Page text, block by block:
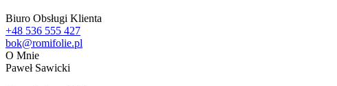
Biuro Obsługi Klienta
+48 536 555 427
bok@romifolie.pl
O Mnie
Paweł Sawicki